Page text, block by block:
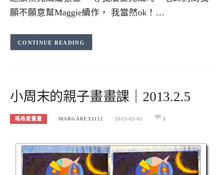
願不願意幫Maggie續作， 我當然ok！…
CONTINUE READING
小周末的親子畫畫課｜2013.2.5
瑪格愛畫畫 MARGARET1122 2013-02-05 1